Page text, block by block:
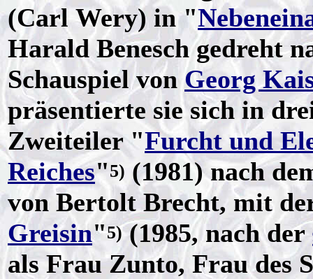
(Carl Wery) in "
Harald Benesch gedreht
Schauspiel vonGeorg
präsentierte sie sich in
Zweiteiler "Furcht und
Reiches"5) (1981) nach
von Bertolt Brecht, mit
Greisin"5)(1985, nach der
als Frau Zunto, Frau des